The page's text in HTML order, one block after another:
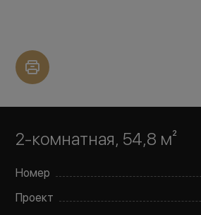
2-комнатная, 54,8 м²
Номер
Проект